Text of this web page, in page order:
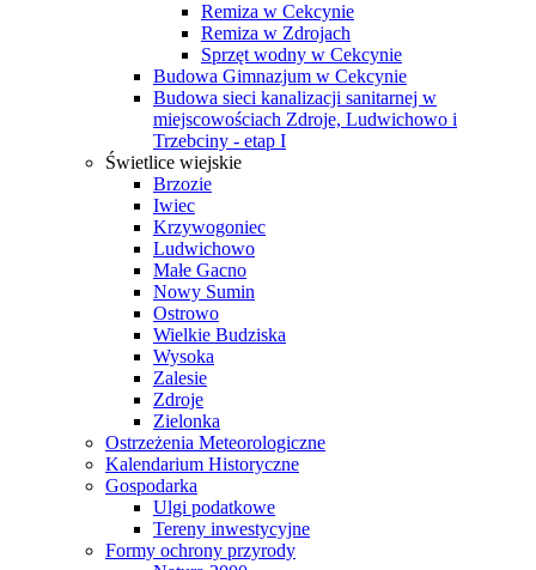
Remiza w Cekcynie
Remiza w Zdrojach
Sprzęt wodny w Cekcynie
Budowa Gimnazjum w Cekcynie
Budowa sieci kanalizacji sanitarnej w
miejscowościach Zdroje, Ludwichowo i
Trzebciny - etap I
Świetlice wiejskie
Brzozie
Iwiec
Krzywogoniec
Ludwichowo
Małe Gacno
Nowy Sumin
Ostrowo
Wielkie Budziska
Wysoka
Zalesie
Zdroje
Zielonka
Ostrzeżenia Meteorologiczne
Kalendarium Historyczne
Gospodarka
Ulgi podatkowe
Tereny inwestycyjne
Formy ochrony przyrody